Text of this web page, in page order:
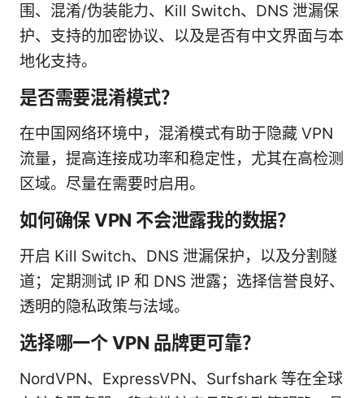
围、混淆/伪装能力、Kill Switch、DNS 泄漏保
护、支持的加密协议、以及是否有中文界面与本
地化支持。
是否需要混淆模式？
在中国网络环境中，混淆模式有助于隐藏 VPN
流量，提高连接成功率和稳定性，尤其在高检测
区域。尽量在需要时启用。
如何确保 VPN 不会泄露我的数据？
开启 Kill Switch、DNS 泄漏保护，以及分割隧
道；定期测试 IP 和 DNS 泄露；选择信誉良好、
透明的隐私政策与法域。
选择哪一个 VPN 品牌更可靠？
NordVPN、ExpressVPN、Surfshark 等在全球